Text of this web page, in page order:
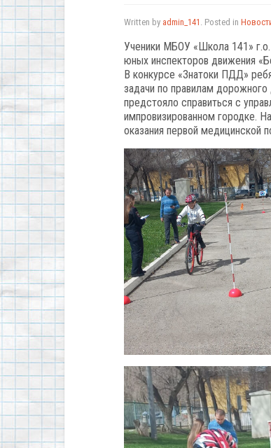
Written by admin_141 . Posted in
Ученики МБОУ «Школа 141» г.о.
юных инспекторов движения
В конкурсе «Знатоки ПДД»
задачи по правилам
предстояло справиться с
импровизированном городке.
оказания первой медицинской